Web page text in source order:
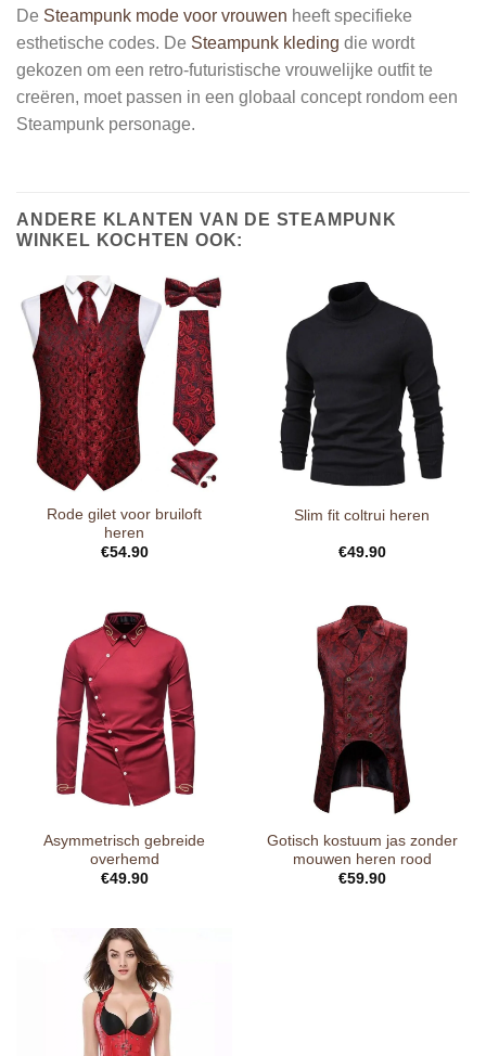
De Steampunk mode voor vrouwen heeft specifieke
esthetische codes. De Steampunk kleding die wordt
gekozen om een retro-futuristische vrouwelijke outfit te
creëren, moet passen in een globaal concept rondom een
Steampunk personage.
ANDERE KLANTEN VAN DE STEAMPUNK
WINKEL KOCHTEN OOK:
Rode gilet voor bruiloft
heren
€54.90
Slim fit coltrui heren
€49.90
Asymmetrisch gebreide
overhemd
€49.90
Gotisch kostuum jas zonder
mouwen heren rood
€59.90